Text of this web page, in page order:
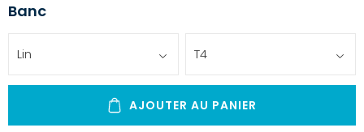
Banc
Lin T4
AJOUTER AU PANIER